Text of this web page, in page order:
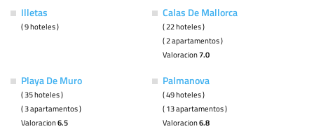
Illetas
( 9 hoteles )
Calas De Mallorca
( 22 hoteles )
( 2 apartamentos )
Valoracion7.0
Playa De Muro
( 35 hoteles )
( 3 apartamentos )
Valoracion6.5
Palmanova
( 49 hoteles )
( 13 apartamentos )
Valoracion6.8